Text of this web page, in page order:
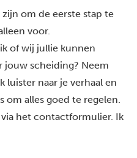
om de eerste stap te
voor.
of wij jullie kunnen
jouw scheiding? Neem
naar je verhaal en
om alles goed te regelen.
het contactformulier. Ik